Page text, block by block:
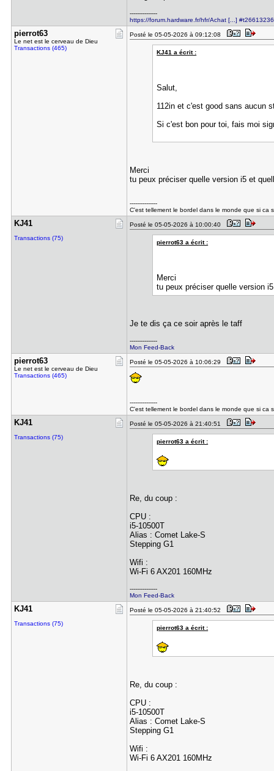
---------------
https://forum.hardware.fr/hfr/Achat [...] #t26613236
pierrot63
Le net est le cerveau de Dieu
Transactions (465)
Posté le 05-05-2026 à 09:12:08
KJ41 a écrit :
Salut,
112in et c'est good sans aucun
Si c'est bon pour toi, fais moi
Merci
tu peux préciser quelle version i5 et
---------------
C'est tellement le bordel dans le monde que si
KJ41
Transactions (75)
Posté le 05-05-2026 à 10:00:40
pierrot63 a écrit :
Merci
tu peux préciser quelle version
Je te dis ça ce soir après le taff
---------------
Mon Feed-Back
pierrot63
Le net est le cerveau de Dieu
Transactions (465)
Posté le 05-05-2026 à 10:06:29
---------------
C'est tellement le bordel dans le monde que si
KJ41
Transactions (75)
Posté le 05-05-2026 à 21:40:51
pierrot63 a écrit :
Re, du coup :
CPU :
i5-10500T
Alias : Comet Lake-S
Stepping G1
Wifi :
Wi-Fi 6 AX201 160MHz
---------------
Mon Feed-Back
KJ41
Transactions (75)
Posté le 05-05-2026 à 21:40:52
pierrot63 a écrit :
Re, du coup :
CPU :
i5-10500T
Alias : Comet Lake-S
Stepping G1
Wifi :
Wi-Fi 6 AX201 160MHz